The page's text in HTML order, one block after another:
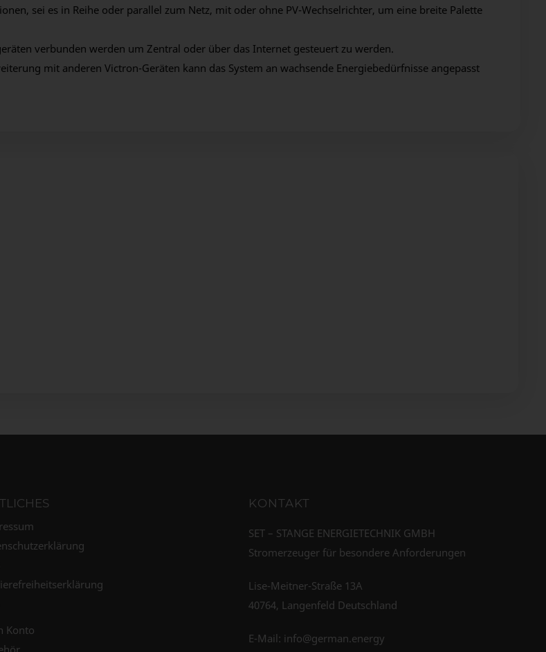
sei es in Reihe oder parallel zum Netz, mit oder ohne PV-Wechselrichter, um eine breite Palette
verbunden werden um Zentral oder über das Internet gesteuert zu werden.
mit anderen Victron-Geräten kann das System an wachsende Energiebedürfnisse angepasst
Konto
KONTAKT
SET – STANGE ENERGIETECHNIK GMBH
Stromerzeuger für besondere Anforderungen
Lise-Meitner-Straße 13A
40764, Langenfeld Deutschland
E-Mail: info@german.energy